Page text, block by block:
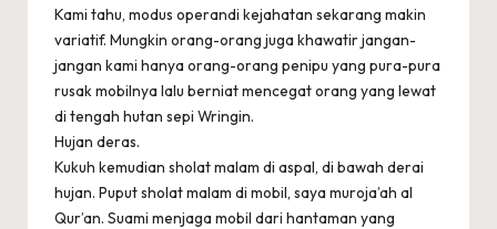
Kami tahu, modus operandi kejahatan sekarang makin
variatif. Mungkin orang-orang juga khawatir jangan-
jangan kami hanya orang-orang penipu yang pura-pura
rusak mobilnya lalu berniat mencegat orang yang lewat
di tengah hutan sepi Wringin.
Hujan deras.
Kukuh kemudian sholat malam di aspal, di bawah derai
hujan. Puput sholat malam di mobil, saya muroja’ah al
Qur’an. Suami menjaga mobil dari hantaman yang